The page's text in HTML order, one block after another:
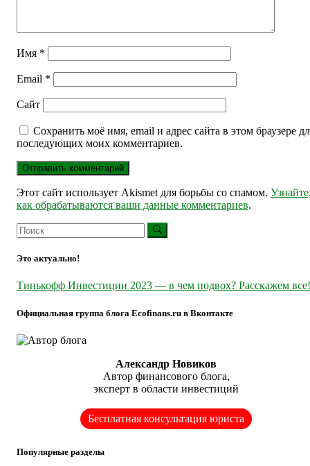
Имя *
Email *
Сайт
Сохранить моё имя, email и адрес сайта в этом браузере
последующих моих комментариев.
Этот сайт использует Akismet для борьбы со спамом.
как обрабатываются ваши данные комментариев.
Это актуально!
Тинькофф Инвестиции 2023 — в чем подвох? Расскажем все!
Официальная группа блога Ecofinans.ru в Вконтакте
Александр Новиков
Автор финансового блога,
эксперт в области инвестиций
Бесплатная консультация юриста
Популярные разделы